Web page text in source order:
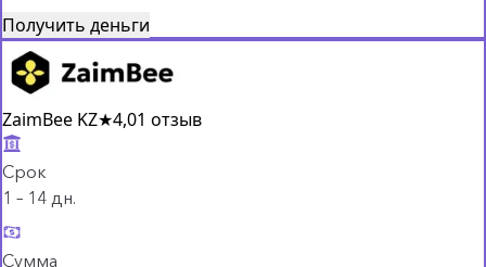
Получить деньги
ZaimBee KZ★4,01 отзыв
Срок
1 – 14 дн.
Сумма